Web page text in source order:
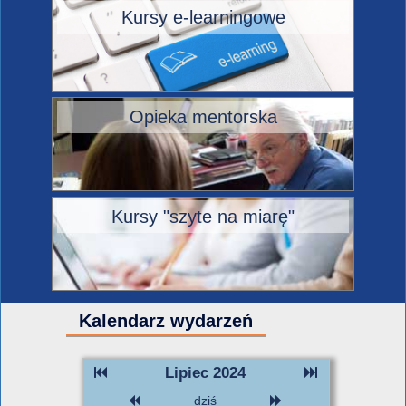
Kursy e-learningowe
Opieka mentorska
Kursy "szyte na miarę"
Kalendarz wydarzeń
Lipiec 2024
dziś